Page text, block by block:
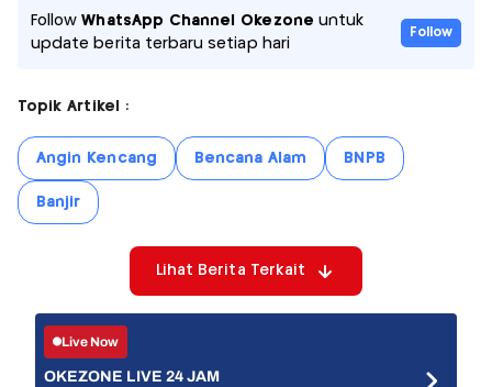
FollowWhatsApp Channel Okezone untuk
update berita terbaru setiap hari
Follow
Topik Artikel :
Angin Kencang Bencana Alam BNPB
Banjir
Lihat Berita Terkait
Live Now
OKEZONE LIVE 24 JAM